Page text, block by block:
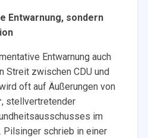
Entwarnung, sondern
Entwarnung auch
Streit zwischen CDU und
oft auf Äußerungen von
, stellvertretender
im
Pilsinger schrieb in einer